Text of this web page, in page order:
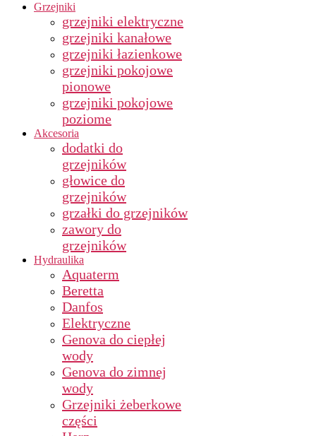
Grzejniki
grzejniki elektryczne
grzejniki kanałowe
grzejniki łazienkowe
grzejniki pokojowe
pionowe
grzejniki pokojowe
poziome
Akcesoria
dodatki do
grzejników
głowice do
grzejników
grzałki do grzejników
zawory do
grzejników
Hydraulika
Aquaterm
Beretta
Danfos
Elektryczne
Genova do ciepłej
wody
Genova do zimnej
wody
Grzejniki żeberkowe
części